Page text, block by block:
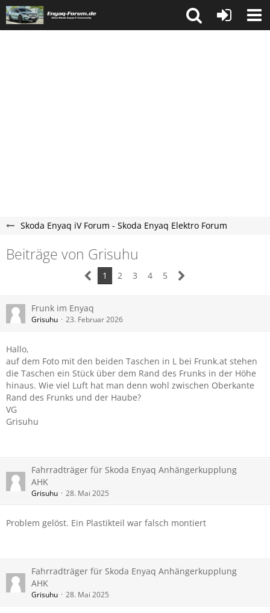
Skoda Enyaq iV Forum - Skoda Enyaq Elektro Forum
Beiträge von Grisuhu
1 2 3 4 5
Frunk im Enyaq
Grisuhu 23. Februar 2026
Hallo,
auf dem Foto mit den beiden Taschen in L bei Frunk.at stehen
die Taschen ein Stück über dem Rand des Frunks in der Höhe
hinaus. Wie viel Luft hat man denn wohl zwischen Oberkante
Rand des Frunks und der Haube?
VG
Grisuhu
Fahrradträger für Skoda Enyaq Anhängerkupplung
AHK
Grisuhu 28. Mai 2025
Problem gelöst. Ein Plastikteil war falsch montiert
Fahrradträger für Skoda Enyaq Anhängerkupplung
AHK
Grisuhu 28. Mai 2025